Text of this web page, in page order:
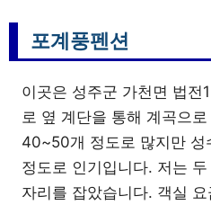
포계풍펜션
이곳은 성주군 가천면 법전
로 옆 계단을 통해 계곡으
40~50개 정도로 많지만 성
정도로 인기입니다. 저는
자리를 잡았습니다. 객실